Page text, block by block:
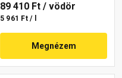
89 410 Ft / vödör
5 961 Ft / l
Megnézem